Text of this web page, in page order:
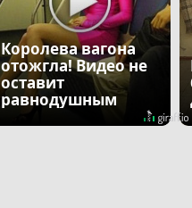
Королева вагона
отожгла! Видео не
оставит
равнодушным